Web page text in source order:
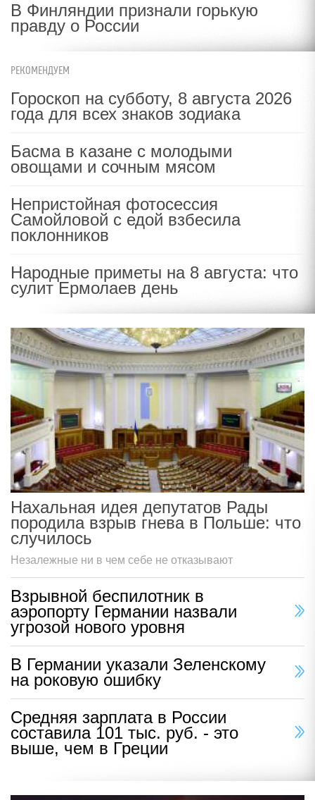
В Финляндии признали горькую
правду о России
РЕКОМЕНДУЕМ
Гороскоп на субботу, 8 августа 2026
года для всех знаков зодиака
Басма в казане с молодыми
овощами и сочным мясом
Непристойная фотосессия
Самойловой с едой взбесила
поклонников
Народные приметы на 8 августа: что
сулит Ермолаев день
Нахальная идея депутатов Рады
породила взрыв гнева в Польше: что
случилось
Незалежные ни в чем себе не отказывают
Взрывной беспилотник в
аэропорту Германии назвали
угрозой нового уровня
В Германии указали Зеленскому
на роковую ошибку
Средняя зарплата в России
составила 101 тыс. руб. - это
выше, чем в Греции